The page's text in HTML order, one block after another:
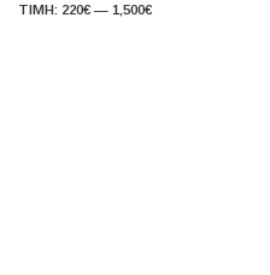
Ελάχιστη
Μέγιστη
ΤΙΜΉ: 220€ — 1,500€